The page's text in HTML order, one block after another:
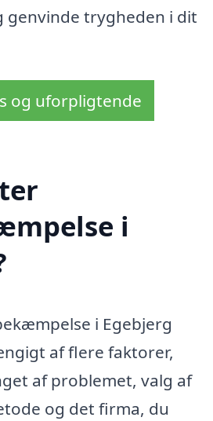
trygheden i dit
og uforpligtende
i
i Egebjerg
af flere faktorer,
af problemet, valg af
og det firma, du